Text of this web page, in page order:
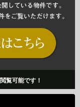
覧可能です！